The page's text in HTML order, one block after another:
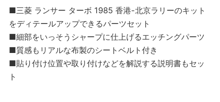
■三菱 ランサー ターボ 1985 香港-北京ラリーのキット
をディテールアップできるパーツセット
■細部をいっそうシャープに仕上げるエッチングパーツ
■質感もリアルな布製のシートベルト付き
■貼り付け位置や取り付けなどを解説する説明書もセッ
ト